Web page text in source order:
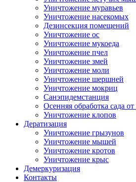
Уничтожение муравьев
Уничтожение насекомых
Дезинсекция помещений
Уничтожение ос
Уничтожение мукоеда
Уничтожение пчел
Уничтожение змей
Уничтожение моли
Уничтожение шершней
Уничтожение мокриц
Санэпидемстанция
Осенняя обработка сада от
Уничтожение клопов
Дератизация
Уничтожение грызунов
Уничтожение мышей
Уничтожение кротов
Уничтожение крыс
Демеркуризация
Контакты